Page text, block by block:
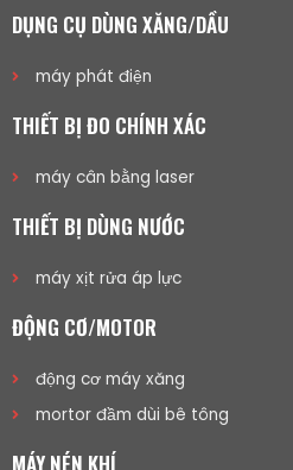
DỤNG CỤ DÙNG XĂNG/DẦU
máy phát điện
THIẾT BỊ ĐO CHÍNH XÁC
máy cân bằng laser
THIẾT BỊ DÙNG NƯỚC
máy xịt rửa áp lực
ĐỘNG CƠ/MOTOR
động cơ máy xăng
mortor đầm dùi bê tông
MÁY NÉN KHÍ